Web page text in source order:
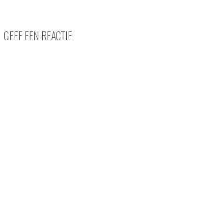
GEEF EEN REACTIE